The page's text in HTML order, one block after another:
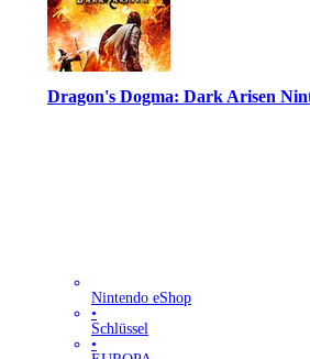
Dragon's Dogma: Dark Arisen
Nintendo eShop
•
Schlüssel
•